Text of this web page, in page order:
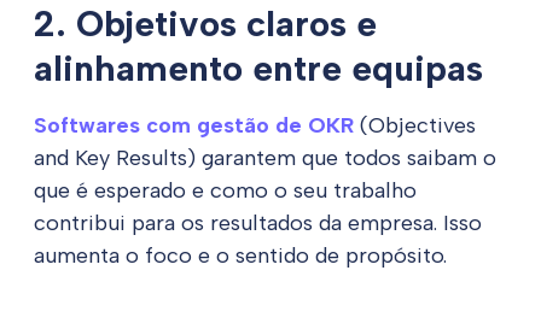
2. Objetivos claros e
alinhamento entre equipas
Softwares com gestão de OKR (Objectives
and Key Results) garantem que todos saibam o
que é esperado e como o seu trabalho
contribui para os resultados da empresa. Isso
aumenta o foco e o sentido de propósito.